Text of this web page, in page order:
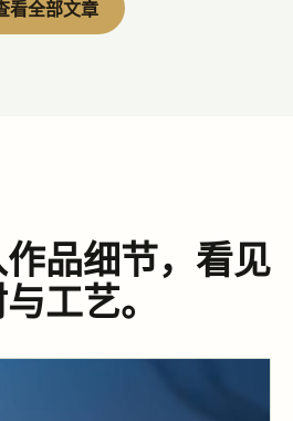
看全部文章
品细节，看见
工艺。